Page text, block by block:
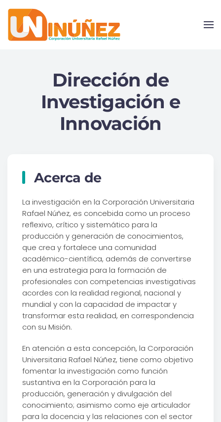
Skip to main content
Dirección de
Investigación e
Innovación
Acerca de
La investigación en la Corporación Universitaria
Rafael Núñez, es concebida como un proceso
reflexivo, crítico y sistemático para la
producción y generación de conocimientos,
que crea y fortalece una comunidad
académico-científica, además de convertirse
en una estrategia para la formación de
profesionales con competencias investigativas
acordes con la realidad regional, nacional y
mundial y con la capacidad de impactar y
transformar esta realidad, en correspondencia
con su Misión.
En atención a esta concepción, la Corporación
Universitaria Rafael Núñez, tiene como objetivo
fomentar la investigación como función
sustantiva en la Corporación para la
producción, generación y divulgación del
conocimiento; asimismo como eje articulador
para la docencia y las relaciones con el sector